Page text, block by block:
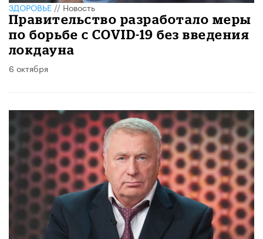
ЗДОРОВЬЕ//Новость
Правительство разработало меры
по борьбе с COVID-19 без введения
локдауна
6 октября